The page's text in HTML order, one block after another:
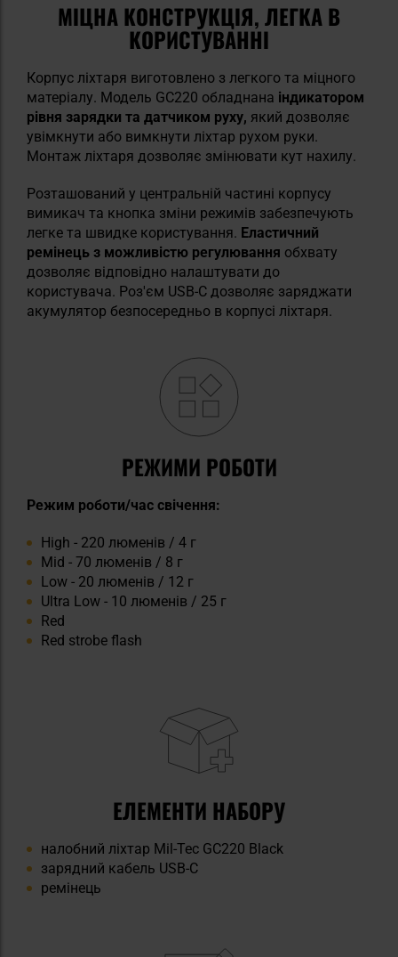
МІЦНА КОНСТРУКЦІЯ, ЛЕГКА В
КОРИСТУВАННІ
Корпус ліхтаря виготовлено з легкого та міцного
матеріалу. Модель GC220 обладнана індикатором
рівня зарядки та датчиком руху, який дозволяє
увімкнути або вимкнути ліхтар рухом руки.
Монтаж ліхтаря дозволяє змінювати кут нахилу.
Розташований у центральній частині корпусу
вимикач та кнопка зміни режимів забезпечують
легке та швидке користування. Еластичний
ремінець з можливістю регулювання обхвату
дозволяє відповідно налаштувати до
користувача. Роз'єм USB-C дозволяє заряджати
акумулятор безпосередньо в корпусі ліхтаря.
РЕЖИМИ РОБОТИ
Режим роботи/час свічення:
High - 220 люменів / 4 г
Mid - 70 люменів / 8 г
Low - 20 люменів / 12 г
Ultra Low - 10 люменів / 25 г
Red
Red strobe flash
ЕЛЕМЕНТИ НАБОРУ
налобний ліхтар Mil-Tec GC220 Black
зарядний кабель USB-C
ремінець